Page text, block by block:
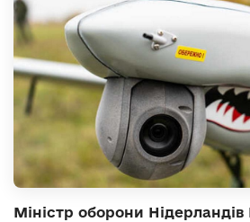
Міністр оборони